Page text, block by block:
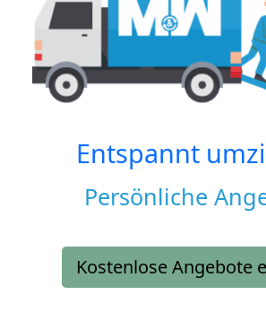
Entspannt
Persönliche
Kostenlose Angebote